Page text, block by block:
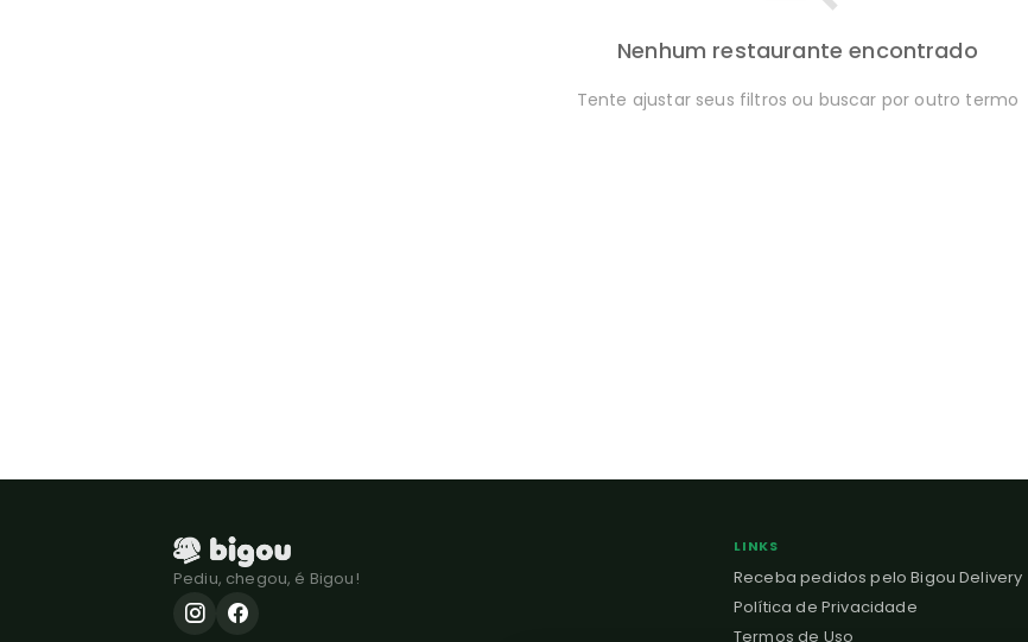
Nenhum restaurante encontrado
Tente ajustar seus filtros ou buscar por outro termo
Pediu, chegou, é Bigou!
LINKS
Receba pedidos pelo Bigou Delivery
Política de Privacidade
Termos de Uso